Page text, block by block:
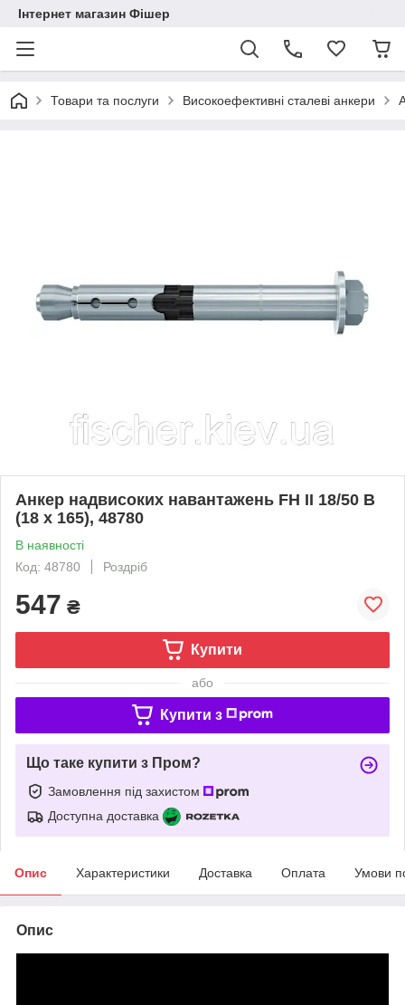
Інтернет магазин Фішер
Товари та послуги Високоефективні сталеві анкери
Анкер надвисоких навантажень FH II 18/50 B
(18 х 165), 48780
В наявності
Код: 48780
Роздріб
547 ₴
Купити
або
Купити з
Що таке купити з Пром?
Замовлення під захистом
Доступна доставка
Опис Характеристики Доставка Оплата Умови
Опис